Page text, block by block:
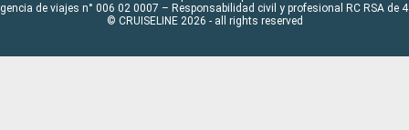
de viajes n° 006 02 0007 – Responsabilidad civil y profesional RC RSA de
© CRUISELINE 2026 - all rights reserved